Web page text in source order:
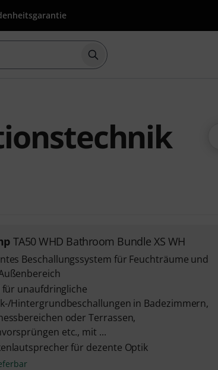
Suche mit Suchwort
TA50 WHD Bathroom Bundle XS WH
Beschallungssystem für Feuchträume und
für unaufdringliche
Hintergrundbeschallungen in Badezimmern,
oder Terrassen,
etc., mit ...
für dezente Optik